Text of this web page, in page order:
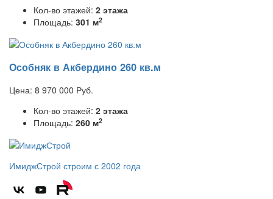
Кол-во этажей: 2 этажа
Площадь: 301 м2
Особняк в Акбердино 260 кв.м
Цена: 8 970 000 Руб.
Кол-во этажей: 2 этажа
Площадь: 260 м2
ИмиджСтрой строим с 2002 года